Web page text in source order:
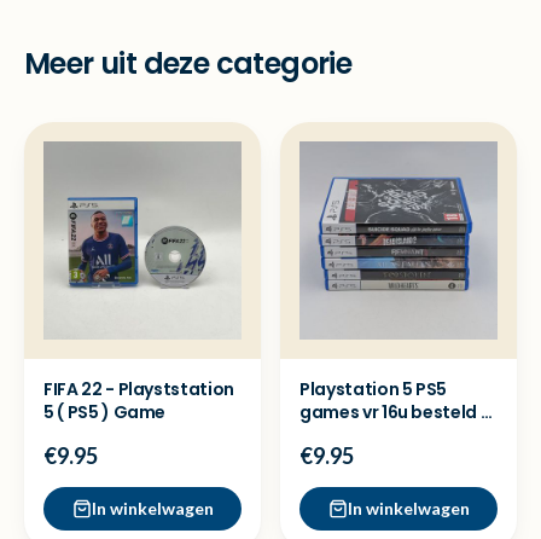
Meer uit deze categorie
FIFA 22 - Playststation
5 ( PS5 ) Game
€9.95
In winkelwagen
Playstation 5 PS5
games vr 16u besteld =
€9.95
In winkelwagen